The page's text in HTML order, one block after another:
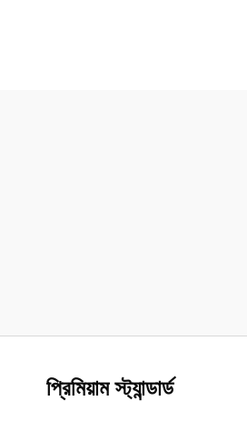
প্রিমিয়াম স্ট্যান্ডার্ড